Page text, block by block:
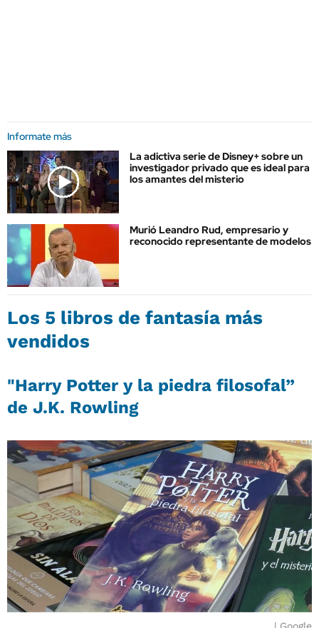
Informate más
La adictiva serie de Disney+ sobre un
investigador privado que es ideal para
los amantes del misterio
Murió Leandro Rud, empresario y
reconocido representante de modelos
Los 5 libros de fantasía más
vendidos
"Harry Potter y la piedra filosofal”
de J.K. Rowling